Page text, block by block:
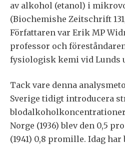
av alkohol (etanol) i
(Biochemishe Zeitschrift 131;
Författaren var Erik MP
professor och
fysiologisk kemi vid Lunds
Tack vare denna
Sverige tidigt introducera
Norge (1936) blev den 0,5
(1941) 0,8 promille. Idag har